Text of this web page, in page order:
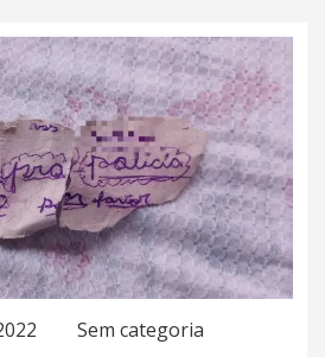
Sem categoria